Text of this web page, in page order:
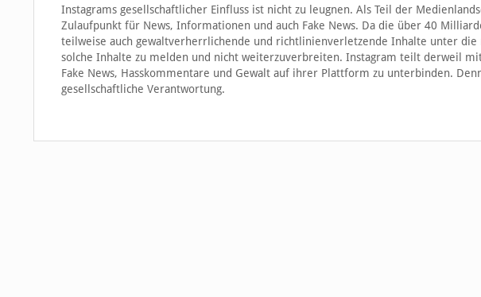
Instagrams gesellschaftlicher Einfluss ist nicht zu leugnen. Als Teil der
Zulaufpunkt für News, Informationen und auch Fake News. Da die über 40
teilweise auch gewaltverherrlichende und richtlinienverletzende Inhalte unter
solche Inhalte zu melden und nicht weiterzuverbreiten. Instagram teilt derweil
Fake News, Hasskommentare und Gewalt auf ihrer Plattform zu unterbinden.
gesellschaftliche Verantwortung.